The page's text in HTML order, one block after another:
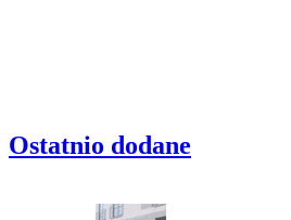
Ostatnio dodane